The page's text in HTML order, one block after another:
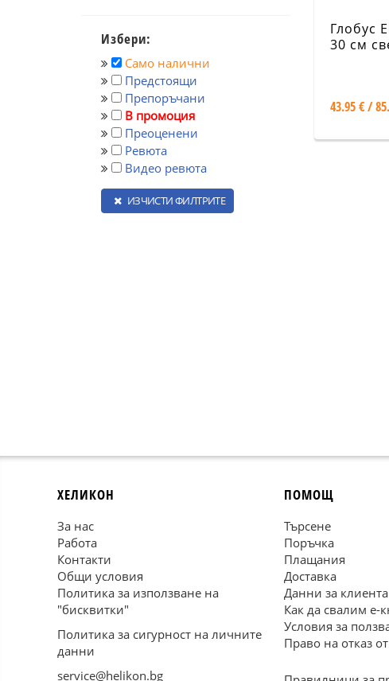
Избери:
Само налични
Предстоящи
Препоръчани
В промоция
Преоценени
Ревюта
Видео ревюта
ИЗЧИСТИ ФИЛТРИТЕ
Глобус
30 см
43.95 € /
ХЕЛИКОН
За нас
Работа
Контакти
Общи условия
Политика за използване на
"бисквитки"
Политика за сигурност на личните
данни
service@helikon.bg
ПОМОЩ
Търсене
Поръчка
Плащания
Доставка
Данни за клиента
Как да свалим е-
Условия за
Право на отказ